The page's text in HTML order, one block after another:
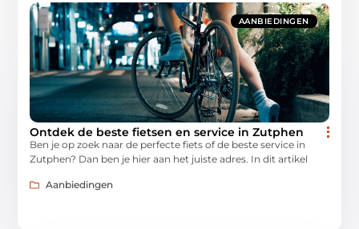
AANBIEDINGEN
Ontdek de beste fietsen en service in Zutphen
Ben je op zoek naar de perfecte fiets of de beste service in
Zutphen? Dan ben je hier aan het juiste adres. In dit artikel
Aanbiedingen